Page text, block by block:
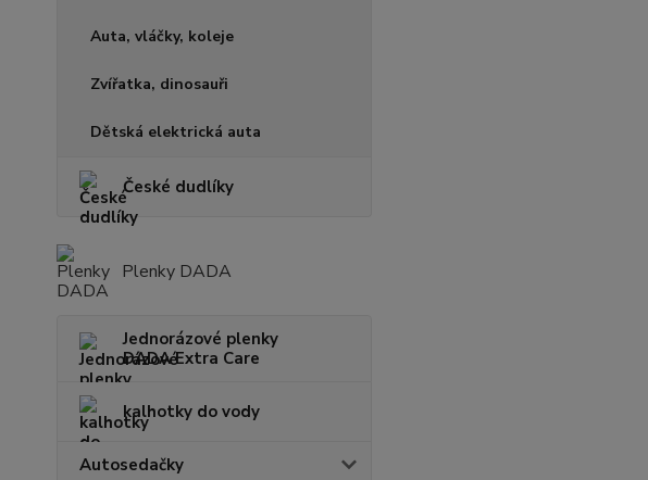
Auta, vláčky, koleje
Zvířatka, dinosauři
Dětská elektrická auta
České dudlíky
Plenky DADA
Jednorázové plenky
DADA Extra Care
kalhotky do vody
Autosedačky